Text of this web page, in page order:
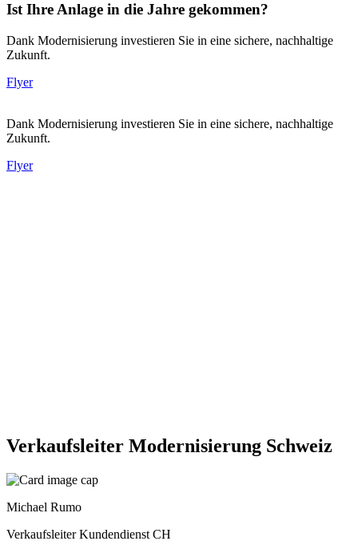
Ist Ihre Anlage in die Jahre gekommen?
Dank Modernisierung investieren Sie in eine sichere, nachhaltige
Zukunft.
Flyer
Dank Modernisierung investieren Sie in eine sichere, nachhaltige
Zukunft.
Flyer
Verkaufsleiter Modernisierung Schweiz
Michael Rumo
Verkaufsleiter Kundendienst CH